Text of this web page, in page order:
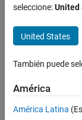
Smart Beta
Published: 10 Mar
seleccione:United
United States
También puede
América
América Latina